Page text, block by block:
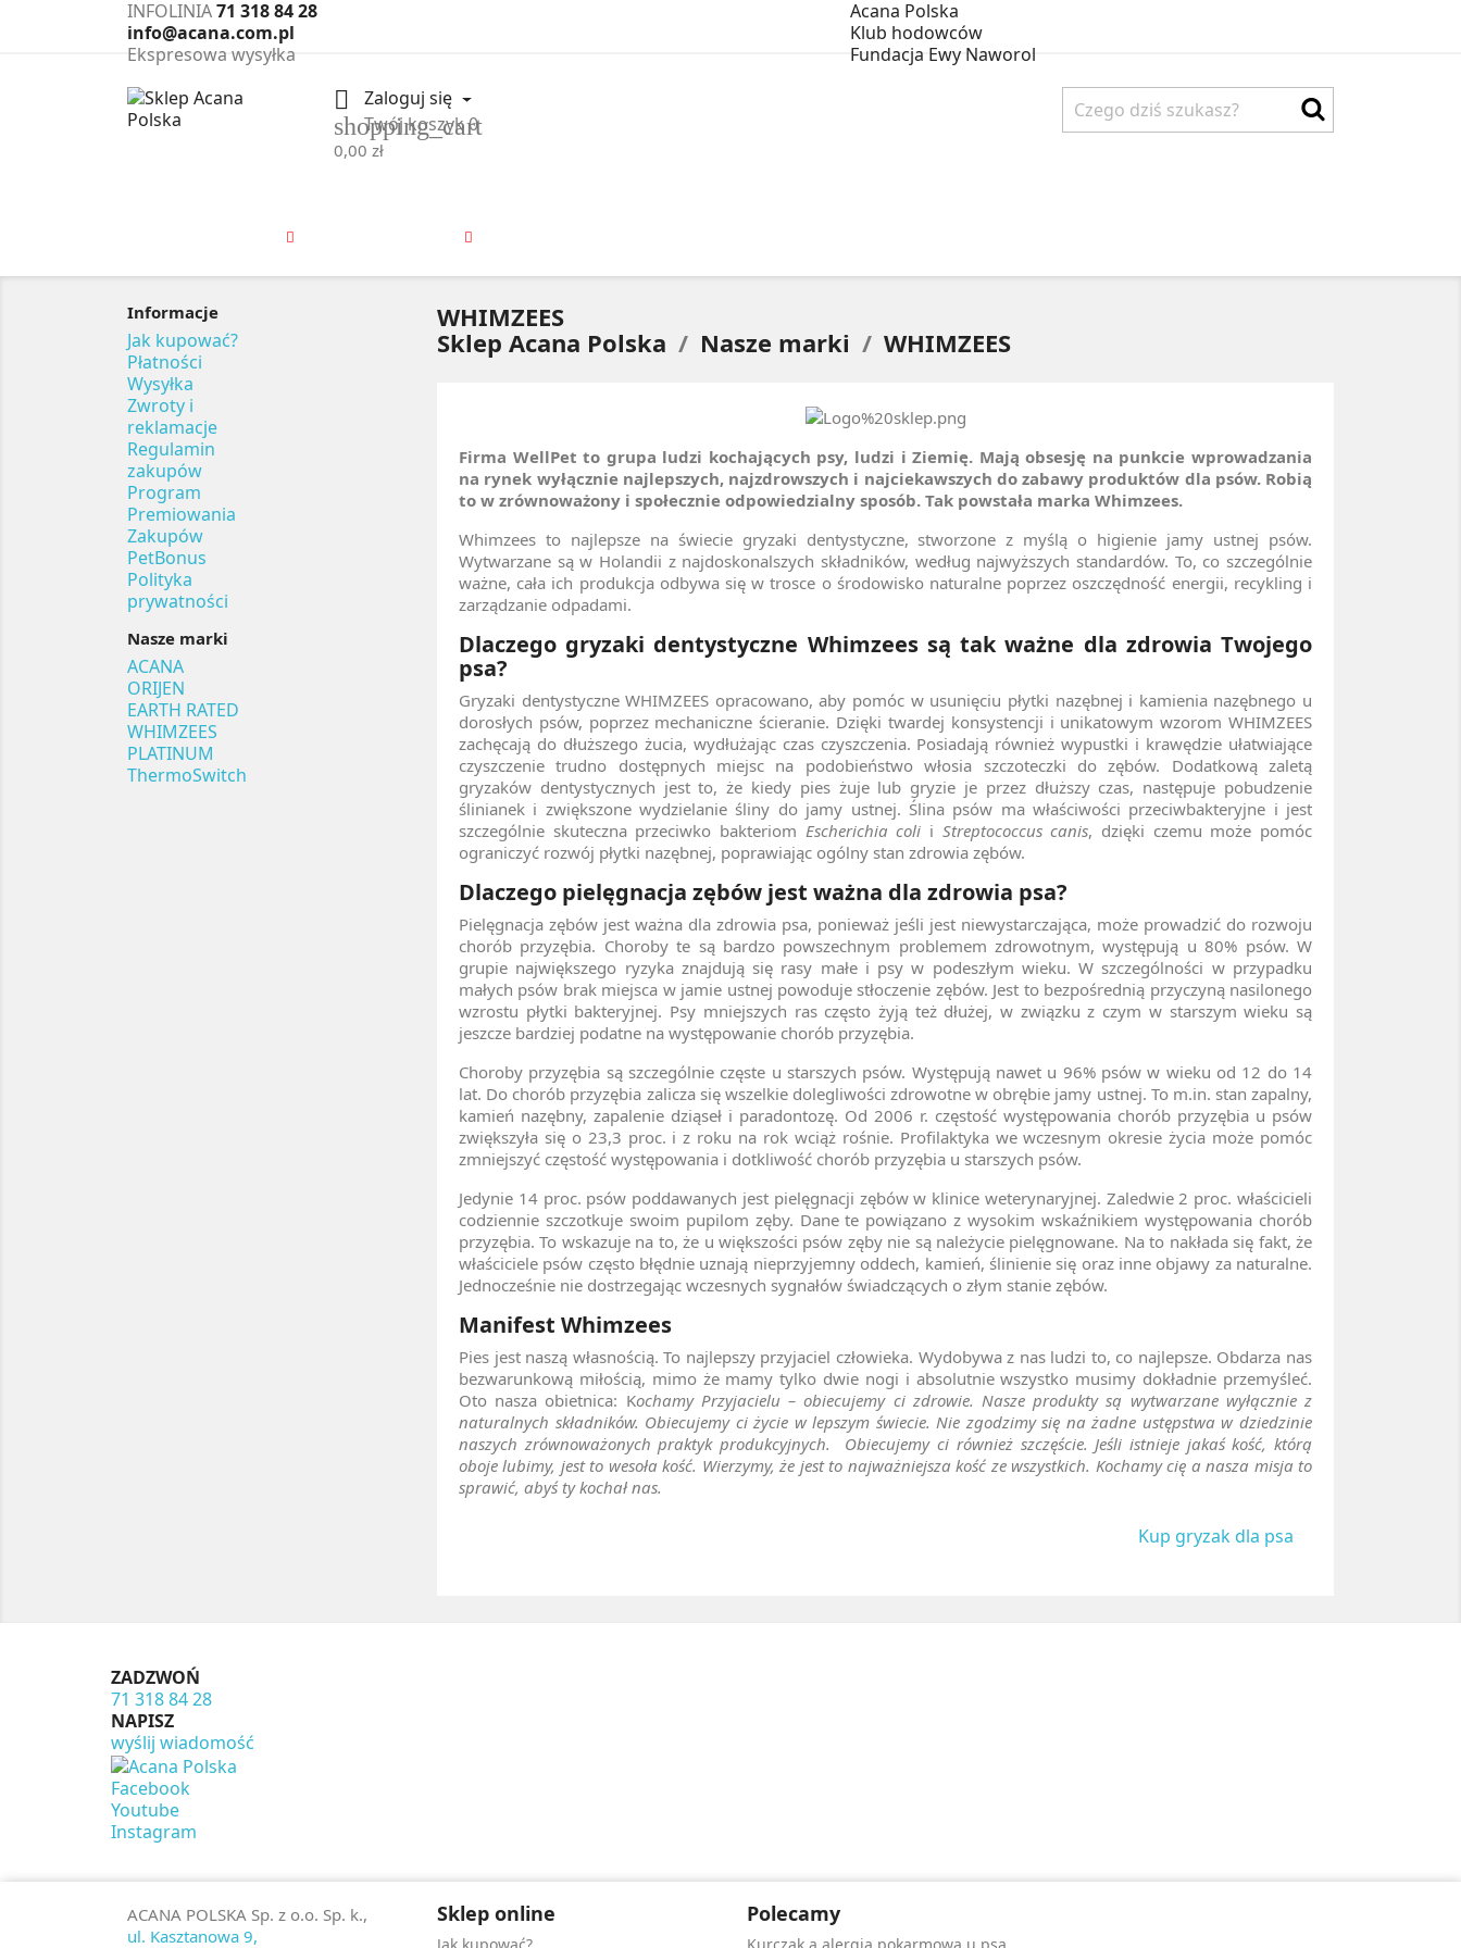
INFOLINIA71 318 84 28
info@acana.com.pl
Ekspresowa wysyłka
Acana Polska
Klub hodowców
Fundacja Ewy Naworol
 Zaloguj się
shopping_cart
Twój koszyk0
0,00 zł
Informacje
Jak kupować?
Płatności
Wysyłka
Zwroty i
reklamacje
Regulamin
zakupów
Program
Premiowania
Zakupów
PetBonus
Polityka
prywatności
Nasze marki
ACANA
ORIJEN
EARTH RATED
WHIMZEES
PLATINUM
ThermoSwitch
WHIMZEES
Sklep Acana Polska
Nasze marki WHIMZEES
Firma WellPet to grupa ludzi kochających psy, ludzi i Ziemię. Mają obsesję na punkcie wprowadzania
na rynek wyłącznie najlepszych, najzdrowszych i najciekawszych do zabawy produktów dla psów. Robią
to w zrównoważony i społecznie odpowiedzialny sposób. Tak powstała marka Whimzees.
Whimzees to najlepsze na świecie gryzaki dentystyczne, stworzone z myślą o higienie jamy ustnej psów.
Wytwarzane są w Holandii z najdoskonalszych składników, według najwyższych standardów. To, co szczególnie
ważne, cała ich produkcja odbywa się w trosce o środowisko naturalne poprzez oszczędność energii, recykling i
zarządzanie odpadami.
Dlaczego gryzaki dentystyczne Whimzees są tak ważne dla zdrowia Twojego
psa?
Gryzaki dentystyczne WHIMZEES opracowano, aby pomóc w usunięciu płytki nazębnej i kamienia nazębnego u
dorosłych psów, poprzez mechaniczne ścieranie. Dzięki twardej konsystencji i unikatowym wzorom WHIMZEES
zachęcają do dłuższego żucia, wydłużając czas czyszczenia. Posiadają również wypustki i krawędzie ułatwiające
czyszczenie trudno dostępnych miejsc na podobieństwo włosia szczoteczki do zębów. Dodatkową zaletą
gryzaków dentystycznych jest to, że kiedy pies żuje lub gryzie je przez dłuższy czas, następuje pobudzenie
ślinianek i zwiększone wydzielanie śliny do jamy ustnej. Ślina psów ma właściwości przeciwbakteryjne i jest
szczególnie skuteczna przeciwko bakteriom Escherichia coli i Streptococcus canis, dzięki czemu może pomóc
ograniczyć rozwój płytki nazębnej, poprawiając ogólny stan zdrowia zębów.
Dlaczego pielęgnacja zębów jest ważna dla zdrowia psa?
Pielęgnacja zębów jest ważna dla zdrowia psa, ponieważ jeśli jest niewystarczająca, może prowadzić do rozwoju
chorób przyzębia. Choroby te są bardzo powszechnym problemem zdrowotnym, występują u 80% psów. W
grupie największego ryzyka znajdują się rasy małe i psy w podeszłym wieku. W szczególności w przypadku
małych psów brak miejsca w jamie ustnej powoduje stłoczenie zębów. Jest to bezpośrednią przyczyną nasilonego
wzrostu płytki bakteryjnej. Psy mniejszych ras często żyją też dłużej, w związku z czym w starszym wieku są
jeszcze bardziej podatne na występowanie chorób przyzębia.
Choroby przyzębia są szczególnie częste u starszych psów. Występują nawet u 96% psów w wieku od 12 do 14
lat. Do chorób przyzębia zalicza się wszelkie dolegliwości zdrowotne w obrębie jamy ustnej. To m.in. stan zapalny,
kamień nazębny, zapalenie dziąseł i paradontozę. Od 2006 r. częstość występowania chorób przyzębia u psów
zwiększyła się o 23,3 proc. i z roku na rok wciąż rośnie. Profilaktyka we wczesnym okresie życia może pomóc
zmniejszyć częstość występowania i dotkliwość chorób przyzębia u starszych psów.
Jedynie 14 proc. psów poddawanych jest pielęgnacji zębów w klinice weterynaryjnej. Zaledwie 2 proc. właścicieli
codziennie szczotkuje swoim pupilom zęby. Dane te powiązano z wysokim wskaźnikiem występowania chorób
przyzębia. To wskazuje na to, że u większości psów zęby nie są należycie pielęgnowane. Na to nakłada się fakt, że
właściciele psów często błędnie uznają nieprzyjemny oddech, kamień, ślinienie się oraz inne objawy za naturalne.
Jednocześnie nie dostrzegając wczesnych sygnałów świadczących o złym stanie zębów.
Manifest Whimzees
Pies jest naszą własnością. To najlepszy przyjaciel człowieka. Wydobywa z nas ludzi to, co najlepsze. Obdarza nas
bezwarunkową miłością, mimo że mamy tylko dwie nogi i absolutnie wszystko musimy dokładnie przemyśleć.
Oto nasza obietnica: Kochamy Przyjacielu – obiecujemy ci zdrowie. Nasze produkty są wytwarzane wyłącznie z
naturalnych składników. Obiecujemy ci życie w lepszym świecie. Nie zgodzimy się na żadne ustępstwa w dziedzinie
naszych zrównoważonych praktyk produkcyjnych. Obiecujemy ci również szczęście. Jeśli istnieje jakaś kość, którą
oboje lubimy, jest to wesoła kość. Wierzymy, że jest to najważniejsza kość ze wszystkich. Kochamy cię a nasza misja to
sprawić, abyś ty kochał nas.
Kup gryzak dla psa
ZADZWOŃ
71 318 84 28
NAPISZ
wyślij wiadomość
Facebook
Youtube
Instagram
ACANA POLSKA Sp. z o.o. Sp. k.,
ul. Kasztanowa 9,
Sklep online Polecamy